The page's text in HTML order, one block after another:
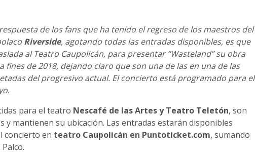
de los fans que ha tenido el regreso de los maestros del
Riverside, agotando todas las entradas disponibles, es que
al Teatro Caupolicán, para presentar “Wasteland” su obra
fines de 2018, dejando claro que son una de las en una de las
del progresivo actual. El concierto está programado para el
.
para el teatro Nescafé de las Artes y Teatro Teletón, son
y mantienen su ubicación. Las entradas estarán disponibles
concierto en teatro Caupolicán en Puntoticket.com, sumando